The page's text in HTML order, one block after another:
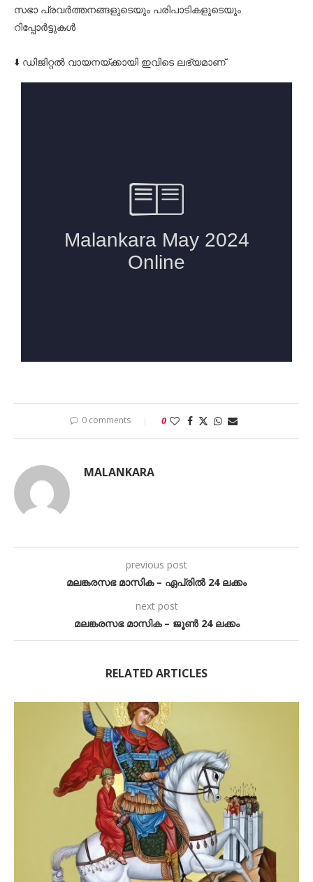
സഭാ പ്രവർത്തനങ്ങളുടെയും പരിപാടികളുടെയും
റിപ്പോർട്ടുകൾ
⬇️ ഡിജിറ്റൽ വായനയ്ക്കായി ഇവിടെ ലഭ്യമാണ്
0 comments 0
MALANKARA
previous post
മലങ്കരസഭ മാസിക – ഏപ്രിൽ 24 ലക്കം
next post
മലങ്കരസഭ മാസിക – ജൂൺ 24 ലക്കം
RELATED ARTICLES